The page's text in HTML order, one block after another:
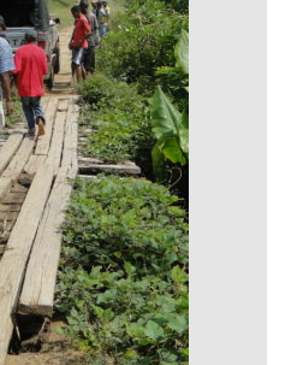
au rendez-vous